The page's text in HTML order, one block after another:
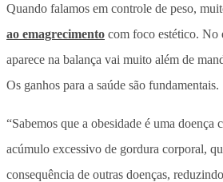
Quando falamos em controle de peso,
ao emagrecimento com foco estético. No
aparece na balança vai muito além de
Os ganhos para a saúde são fundamentais.
“Sabemos que a obesidade é uma doença
acúmulo excessivo de gordura corporal,
consequência de outras doenças,